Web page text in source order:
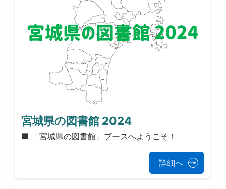
宮城県の図書館 2024
■ 「宮城県の図書館」ブースへようこそ！
詳細へ